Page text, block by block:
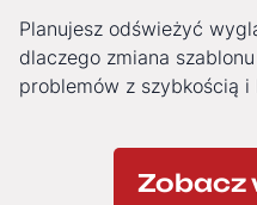
Planujesz odświeżyć
dlaczego zmiana
problemów z szybkością i
Zobacz